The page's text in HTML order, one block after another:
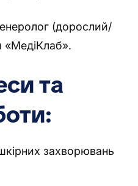
(дорослий/
«МедіКлаб».
та
захворювань